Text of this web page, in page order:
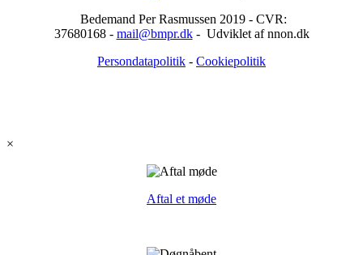
Bedemand Per Rasmussen 2019 - CVR:
37680168 - mail@bmpr.dk- Udviklet af nnon.dk
Persondatapolitik - Cookiepolitik
×
Aftal et møde